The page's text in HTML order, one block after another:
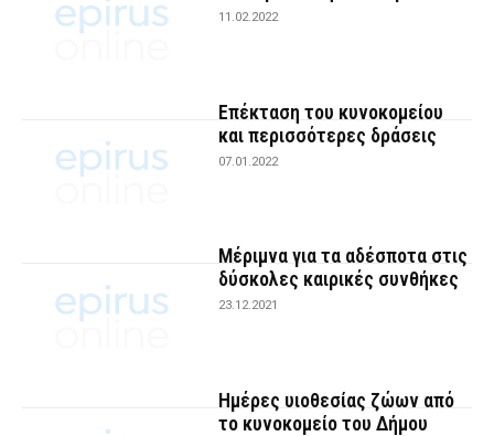
11.02.2022
Επέκταση του κυνοκομείου
και περισσότερες δράσεις
07.01.2022
Μέριμνα για τα αδέσποτα στις
δύσκολες καιρικές συνθήκες
23.12.2021
Ημέρες υιοθεσίας ζώων από
το κυνοκομείο του Δήμου